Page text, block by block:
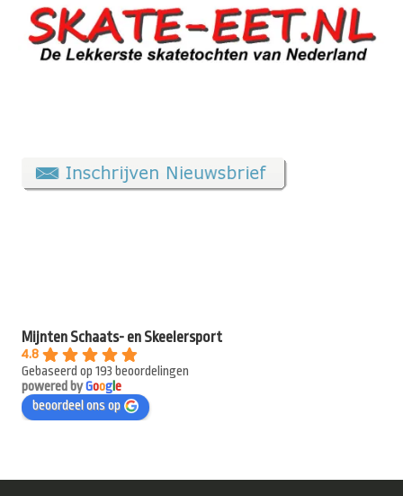
Mijnten Schaats- en Skeelersport
4.8
Gebaseerd op 193 beoordelingen
powered byGooge
beoordeel ons op